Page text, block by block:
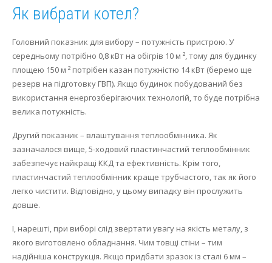
Як вибрати котел?
Головний показник для вибору – потужність пристрою. У
середньому потрібно 0,8 кВт на обігрів 10 м ², тому для будинку
площею 150 м ² потрібен казан потужністю 14 кВт (беремо ще
резерв на підготовку ГВП). Якщо будинок побудований без
використання енергозберігаючих технологій, то буде потрібна
велика потужність.
Другий показник – влаштування теплообмінника. Як
зазначалося вище, 5-ходовий пластинчастий теплообмінник
забезпечує найкращі ККД та ефективність. Крім того,
пластинчастий теплообмінник краще трубчастого, так як його
легко чистити. Відповідно, у цьому випадку він прослужить
довше.
І, нарешті, при виборі слід звертати увагу на якість металу, з
якого виготовлено обладнання. Чим товщі стіни – тим
надійніша конструкція. Якщо придбати зразок із сталі 6 мм –